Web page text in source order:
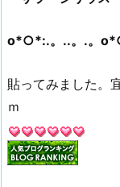
o*○*:.。..。.。
貼ってみました。
ｍ